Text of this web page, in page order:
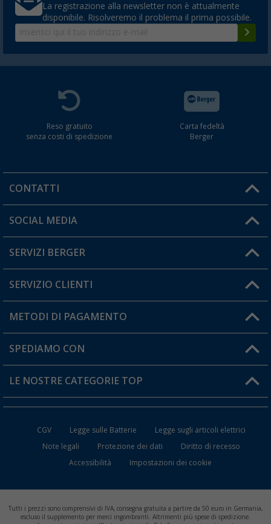
La registrazione alla newsletter non è attualmente
disponibile. Risolveremo il problema il prima possibile.
Reso gratuito
senza costi di spedizione
Carta fedeltà
Berger
CONTATTI
Orari di apertura del servizio:
Hai una domanda?
SOCIAL MEDIA
SERVIZI BERGER
Diventare rivenditori
Il mio Account
Carta fedeltà Berger
SERVIZIO CLIENTI
Informazioni sulla spedizione
Resi
FAQ e Contatti
METODI DI PAGAMENTO
SPEDIAMO CON
LE NOSTRE CATEGORIE TOP
Mobili per il Campeggio
Frigo Portatili
Climatizzatori per Camper
CGV Legge sulle Batterie
Legge sugli articoli elettrici
Note legali
Protezione dei dati
Diritto di recesso
Accessibilità
Impostazioni dei cookie
Tutti i prezzi sono comprensivi di IVA, consegna gratuita a partire da 50 euro in Germania,
escluso il supplemento per merci ingombranti. Altrimenti più spese di spedizione.